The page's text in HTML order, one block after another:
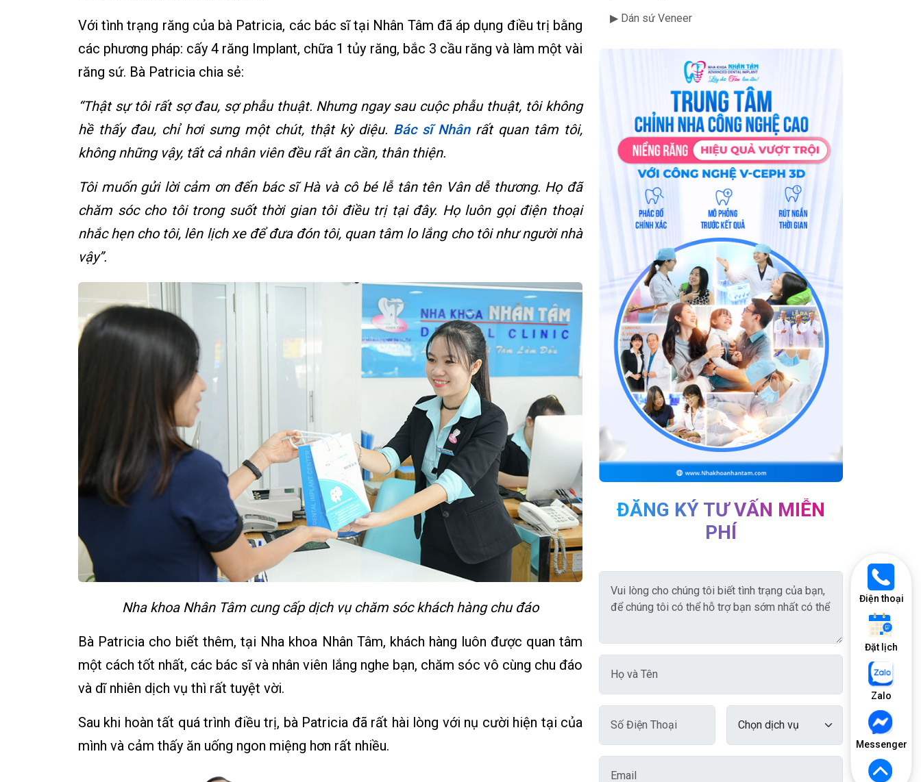
Điện thoại
Đặt lịch
Zalo
Messenger
Với tình trạng răng của bà Patricia, các bác sĩ tại Nhân Tâm đã áp dụng điều trị bằng
các phương pháp: cấy 4 răng Implant, chữa 1 tủy răng, bắc 3 cầu răng và làm một vài
răng sứ. Bà Patricia chia sẻ:
“Thật sự tôi rất sợ đau, sợ phẫu thuật. Nhưng ngay sau cuộc phẫu thuật, tôi không
hề thấy đau, chỉ hơi sưng một chút, thật kỳ diệu. Bác sĩ Nhânrất quan tâm tôi,
không những vậy, tất cả nhân viên đều rất ân cần, thân thiện.
Tôi muốn gửi lời cảm ơn đến bác sĩ Hà và cô bé lễ tân tên Vân dễ thương. Họ đã
chăm sóc cho tôi trong suốt thời gian tôi điều trị tại đây. Họ luôn gọi điện thoại
nhắc hẹn cho tôi, lên lịch xe để đưa đón tôi, quan tâm lo lắng cho tôi như người nhà
vậy”.
Nha khoa Nhân Tâm cung cấp dịch vụ chăm sóc khách hàng chu đáo
Bà Patricia cho biết thêm, tại Nha khoa Nhân Tâm, khách hàng luôn được quan tâm
một cách tốt nhất, các bác sĩ và nhân viên lắng nghe bạn, chăm sóc vô cùng chu đáo
và dĩ nhiên dịch vụ thì rất tuyệt vời.
Sau khi hoàn tất quá trình điều trị, bà Patricia đã rất hài lòng với nụ cười hiện tại của
mình và cảm thấy ăn uống ngon miệng hơn rất nhiều.
▶ Dán sứ Veneer
ĐĂNG KÝ TƯ VẤN MIỄN
PHÍ